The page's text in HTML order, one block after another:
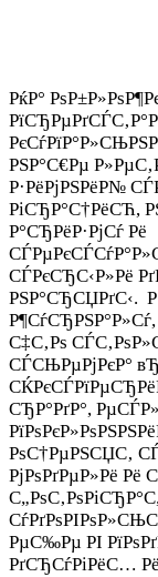
РќР°
РЅР°С€Рµ
Р·РёРјРЅРёР№
РіСЂР°С†РёСЋ,
Р°СЂРёР·РјСѓ Рё
СЃРєСЂС‹Р»Рё
РЅР°СЂСЏРґС‹.
С‡С‚Рѕ
СЃСЊРµРјРєР°
СЂР°РґР°,
РѕС†РµРЅСЏС‚
РјРѕРґРµР»Рё Рё
РµС‰Рµ РІ
РґСЂСѓРіРёС…